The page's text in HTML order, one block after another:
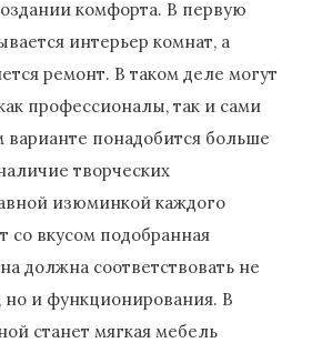
комфорта. В первую
интерьер комнат, а
ремонт. В таком деле могут
профессионалы, так и сами
понадобится больше
творческих
изюминкой каждого
со вкусом подобранная
должна соответствовать не
но и функционирования. В
станет мягкая мебель